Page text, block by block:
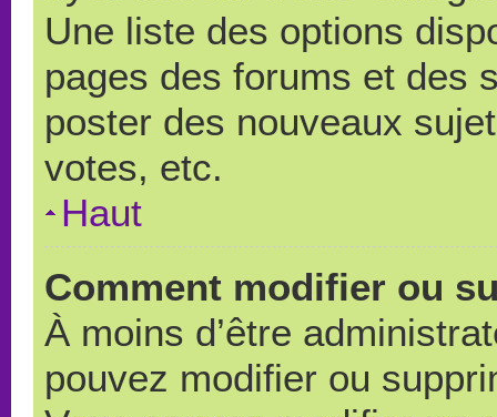
Une liste des options
pages des forums et des
poster des nouveaux
votes, etc.
Haut
Comment modifier ou
À moins d’être
pouvez modifier ou